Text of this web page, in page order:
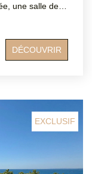
une salle de
idéal l'hiver
à pied. Disponible le 01/09
DÉCOUVRIR
EXCLUSIF